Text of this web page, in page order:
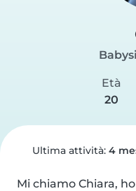
Età
20
Ultima attività: 4
Mi chiamo Chiara,